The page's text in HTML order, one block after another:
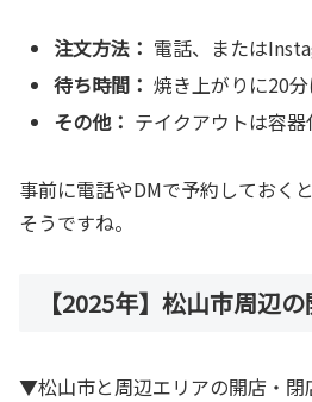
注文方法： 電話、または
待ち時間： 焼き上がりに20
その他： テイクアウトは容
事前に電話やDMで予約しておく
そうですね。
【2025年】松山市周辺
▼松山市と周辺エリアの開店・閉